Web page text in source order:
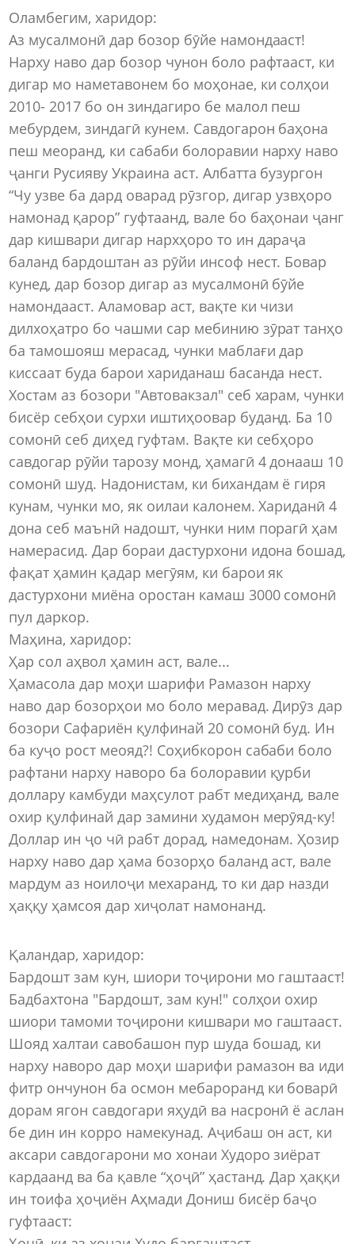
Оламбегим, харидор:
Аз мусалмонӣ дар бозор бӯйе намондааст!
Нарху наво дар бозор чунон боло рафтааст, ки
дигар мо наметавонем бо моҳонае, ки солҳои
2010- 2017 бо он зиндагиро бе малол пеш
мебурдем, зиндагӣ кунем. Савдогарон баҳона
пеш меоранд, ки сабаби болоравии нарху наво
ҷанги Русияву Украина аст. Албатта бузургон
“Чу узве ба дард оварад рӯзгор, дигар узвҳоро
намонад қарор” гуфтаанд, вале бо баҳонаи ҷанг
дар кишвари дигар нархҳоро то ин дараҷа
баланд бардоштан аз рӯйи инсоф нест. Бовар
кунед, дар бозор дигар аз мусалмонӣ бӯйе
намондааст. Аламовар аст, вақте ки чизи
дилхоҳатро бо чашми сар мебинию зӯрат танҳо
ба тамошояш мерасад, чунки маблағи дар
киссаат буда барои хариданаш басанда нест.
Хостам аз бозори "Автовакзал" себ харам, чунки
бисёр себҳои сурхи иштиҳоовар буданд. Ба 10
сомонӣ себ диҳед гуфтам. Вақте ки себҳоро
савдогар рӯйи тарозу монд, ҳамагӣ 4 донааш 10
сомонӣ шуд. Надонистам, ки бихандам ё гиря
кунам, чунки мо, як оилаи калонем. Хариданӣ 4
дона себ маънӣ надошт, чунки ним порагӣ ҳам
намерасид. Дар бораи дастурхони идона бошад,
фақат ҳамин қадар мегӯям, ки барои як
дастурхони миёна оростан камаш 3000 сомонӣ
пул даркор.
Маҳина, харидор:
Ҳар сол аҳвол ҳамин аст, вале...
Ҳамасола дар моҳи шарифи Рамазон нарху
наво дар бозорҳои мо боло меравад. Дирӯз дар
бозори Сафариён қулфинай 20 сомонӣ буд. Ин
ба куҷо рост меояд?! Соҳибкорон сабаби боло
рафтани нарху наворо ба болоравии қурби
доллару камбуди маҳсулот рабт медиҳанд, вале
охир қулфинай дар замини худамон мерӯяд-ку!
Доллар ин ҷо чӣ рабт дорад, намедонам. Ҳозир
нарху наво дар ҳама бозорҳо баланд аст, вале
мардум аз ноилоҷи мехаранд, то ки дар назди
ҳаққу ҳамсоя дар хиҷолат намонанд.
Қаландар, харидор:
Бардошт зам кун, шиори тоҷирони мо гаштааст!
Бадбахтона "Бардошт, зам кун!" солҳои охир
шиори тамоми тоҷирони кишвари мо гаштааст.
Шояд халтаи савобашон пур шуда бошад, ки
нарху наворо дар моҳи шарифи рамазон ва иди
фитр ончунон ба осмон мебароранд ки боварӣ
дорам ягон савдогари яҳудӣ ва насронӣ ё аслан
бе дин ин корро намекунад. Аҷибаш он аст, ки
аксари савдогарони мо хонаи Худоро зиёрат
кардаанд ва ба қавле “ҳоҷӣ” ҳастанд. Дар ҳаққи
ин тоифа ҳоҷиён Аҳмади Дониш бисёр баҷо
гуфтааст: